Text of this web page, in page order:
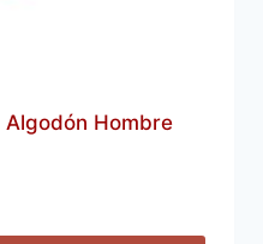
Algodón Hombre